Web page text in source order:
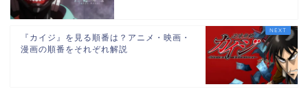
『カイジ』を見る順番は？アニメ・映画・
漫画の順番をそれぞれ解説